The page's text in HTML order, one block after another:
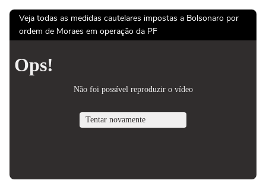
Veja todas as medidas cautelares impostas a Bolsonaro por
ordem de Moraes em operação da PF